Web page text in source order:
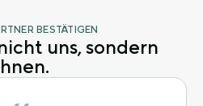
BESTÄTIGEN
uns, sondern